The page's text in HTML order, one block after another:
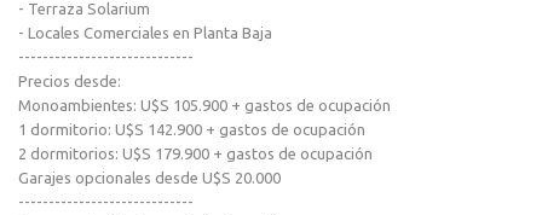
- Terraza Solarium
- Locales Comerciales en Planta Baja
-----------------------------
Precios desde:
Monoambientes: U$S 105.900 + gastos de ocupación
1 dormitorio: U$S 142.900 + gastos de ocupación
2 dormitorios: U$S 179.900 + gastos de ocupación
Garajes opcionales desde U$S 20.000
-----------------------------